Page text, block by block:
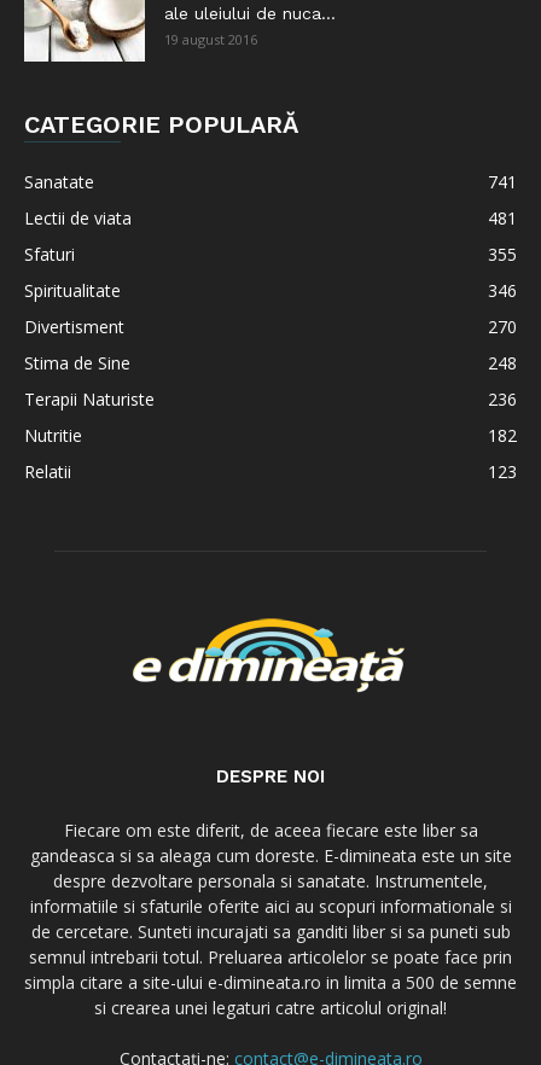
ale uleiului de nuca...
19 august 2016
CATEGORIE POPULARĂ
Sanatate
741
Lectii de viata
481
Sfaturi
355
Spiritualitate
346
Divertisment
270
Stima de Sine
248
Terapii Naturiste
236
Nutritie
182
Relatii
123
DESPRE NOI
Fiecare om este diferit, de aceea fiecare este liber sa
gandeasca si sa aleaga cum doreste. E-dimineata este un site
despre dezvoltare personala si sanatate. Instrumentele,
informatiile si sfaturile oferite aici au scopuri informationale si
de cercetare. Sunteti incurajati sa ganditi liber si sa puneti sub
semnul intrebarii totul. Preluarea articolelor se poate face prin
simpla citare a site-ului e-dimineata.ro in limita a 500 de semne
si crearea unei legaturi catre articolul original!
Contactați-ne: contact@e-dimineata.ro